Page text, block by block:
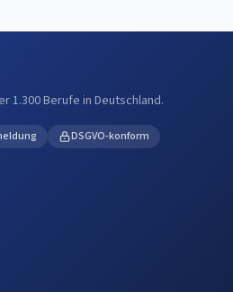
1.300 Berufe in Deutschland.
DSGVO-konform